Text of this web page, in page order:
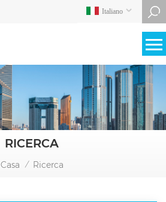
Italiano
RICERCA
Casa / Ricerca